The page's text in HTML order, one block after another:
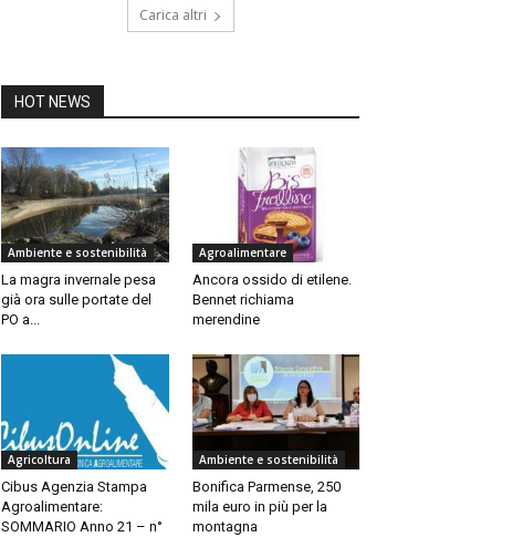
Carica altri
HOT NEWS
Ambiente e sostenibilità
La magra invernale pesa
già ora sulle portate del
PO a...
Agroalimentare
Ancora ossido di etilene.
Bennet richiama
merendine
Agricoltura
Cibus Agenzia Stampa
Agroalimentare:
SOMMARIO Anno 21 – n°
Ambiente e sostenibilità
Bonifica Parmense, 250
mila euro in più per la
montagna